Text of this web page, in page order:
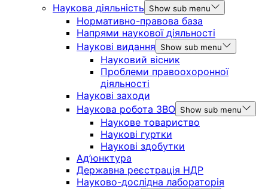
Наукова діяльність Show sub menu
Нормативно-правова база
Напрями наукової діяльності
Наукові видання
Show sub menu
Науковий вісник
Проблеми правоохоронної
діяльності
Наукові заходи
Наукова робота ЗВО Show sub menu
Наукове товариство
Наукові гуртки
Наукові здобутки
Ад’юнктура
Державна реєстрація НДР
Науково-дослідна лабораторія